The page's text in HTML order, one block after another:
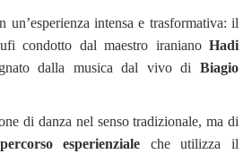
un’esperienza intensa e trasformativa: il
condotto dal maestro iraniano Hadi
dalla musica dal vivo di Biagio
di danza nel senso tradizionale, ma di
esperienziale che utilizza il